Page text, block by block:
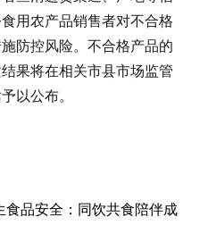
用农产品销售者对不合格
防控风险。不合格产品的
果将在相关市县市场监管
以公布。
食品安全：同饮共食陪伴成